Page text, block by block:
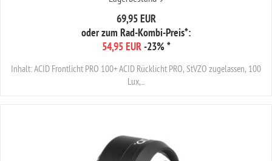
69,95 EUR
oder zum Rad-Kombi-Preis*:
54,95 EUR -23%*
Inhalt: ACID Frontlicht PRO 100+ ACID Rücklicht PRO, StVZO zugelassen, 100
Lux,...